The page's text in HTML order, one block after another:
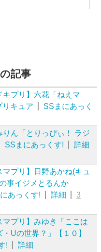
記事
キプリ】六花「ねえマ
リキュア
SSまにあっく
りん「とりっぴぃ！ ラジ
SSまにあっくす!
詳細
マプリ】日野あかね(キュ
事イジメとるんか
あっくす! 詳細
3
マプリ】みゆき「ここは
Uの世界？」【１０】
!
詳細